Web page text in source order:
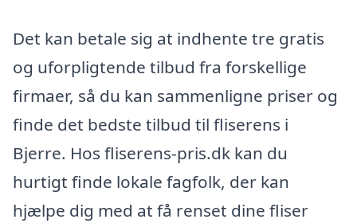
Det kan betale sig at indhente tre gratis
og uforpligtende tilbud fra forskellige
firmaer, så du kan sammenligne priser og
finde det bedste tilbud til fliserens i
Bjerre. Hos fliserens-pris.dk kan du
hurtigt finde lokale fagfolk, der kan
hjælpe dig med at få renset dine fliser